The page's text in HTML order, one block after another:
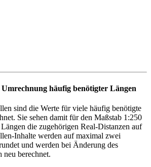
häufig benötigter Längen
sind die Werte für viele häufig benötigte
Sie sehen damit für den Maßstab 1:250
die zugehörigen Real-Distanzen auf
Inhalte werden auf maximal zwei
und werden bei Änderung des
neu berechnet.